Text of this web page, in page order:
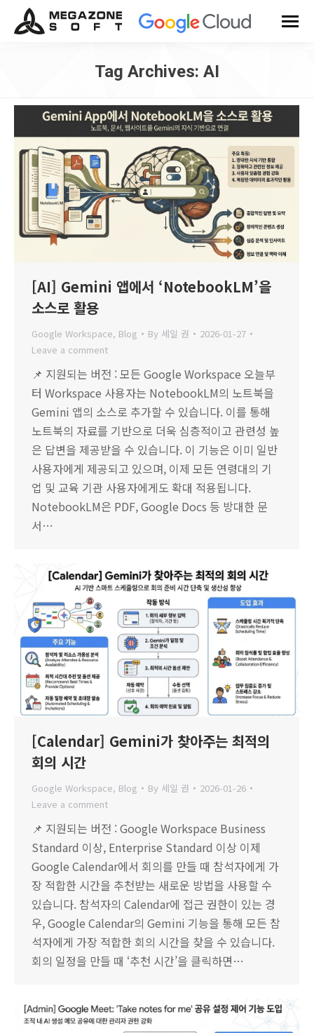
Tag Archives: AI
[AI] Gemini 앱에서 ‘NotebookLM’을
소스로 활용
Google Workspace, Blog By 세일 권
2026-01-27
Leave a comment
📌 지원되는 버전 : 모든 Google Workspace 오늘부
터 Workspace 사용자는 NotebookLM의 노트북을
Gemini 앱의 소스로 추가할 수 있습니다. 이를 통해
노트북의 자료를 기반으로 더욱 심층적이고 관련성 높
은 답변을 제공받을 수 있습니다. 이 기능은 이미 일반
사용자에게 제공되고 있으며, 이제 모든 연령대의 기
업 및 교육 기관 사용자에게도 확대 적용됩니다.
NotebookLM은 PDF, Google Docs 등 방대한 문
서…
[Calendar] Gemini가 찾아주는 최적의
회의 시간
Google Workspace, Blog By 세일 권
2026-01-26
Leave a comment
📌 지원되는 버전 : Google Workspace Business
Standard 이상, Enterprise Standard 이상 이제
Google Calendar에서 회의를 만들 때 참석자에게 가
장 적합한 시간을 추천받는 새로운 방법을 사용할 수
있습니다. 참석자의 Calendar에 접근 권한이 있는 경
우, Google Calendar의 Gemini 기능을 통해 모든 참
석자에게 가장 적합한 회의 시간을 찾을 수 있습니다.
회의 일정을 만들 때 ‘추천 시간’을 클릭하면…